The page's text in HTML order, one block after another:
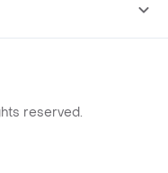
reserved.